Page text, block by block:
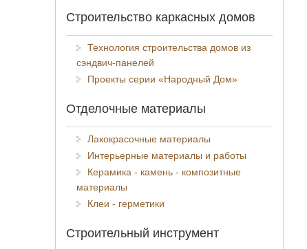
Строительство каркасных домов
Технология строительства домов из
сэндвич-панелей
Проекты серии «Народный Дом»
Отделочные материалы
Лакокрасочные материалы
Интерьерные материалы и работы
Керамика - камень - композитные
материалы
Клеи - герметики
Строительный инструмент